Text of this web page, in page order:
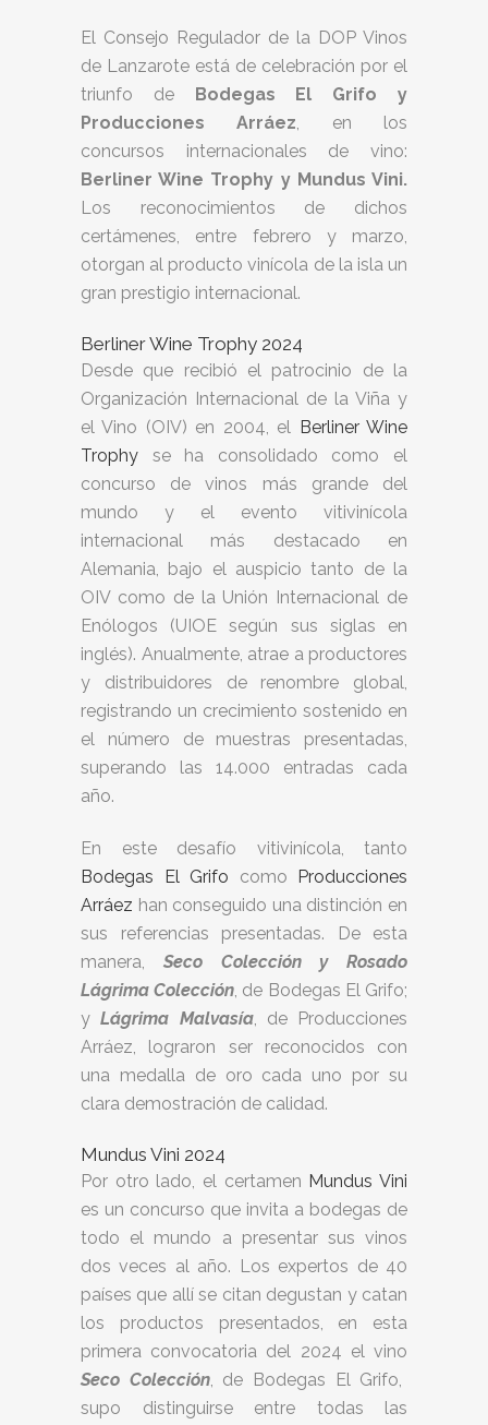
El Consejo Regulador de la DOP Vinos
de Lanzarote está de celebración por el
triunfo de Bodegas El Grifo y
Producciones Arráez, en los
concursos internacionales de vino:
Berliner Wine Trophy y Mundus Vini.
Los reconocimientos de dichos
certámenes, entre febrero y marzo,
otorgan al producto vinícola de la isla un
gran prestigio internacional.
Berliner Wine Trophy 2024
Desde que recibió el patrocinio de la
Organización Internacional de la Viña y
el Vino (OIV) en 2004, el Berliner Wine
Trophy se ha consolidado como el
concurso de vinos más grande del
mundo y el evento vitivinícola
internacional más destacado en
Alemania, bajo el auspicio tanto de la
OIV como de la Unión Internacional de
Enólogos (UIOE según sus siglas en
inglés). Anualmente, atrae a productores
y distribuidores de renombre global,
registrando un crecimiento sostenido en
el número de muestras presentadas,
superando las 14.000 entradas cada
año.
En este desafío vitivinícola, tanto
Bodegas El Grifo como Producciones
Arráez han conseguido una distinción en
sus referencias presentadas. De esta
manera, Seco Colección y Rosado
Lágrima Colección, de Bodegas El Grifo;
yLágrima Malvasía, de Producciones
Arráez, lograron ser reconocidos con
una medalla de oro cada uno por su
clara demostración de calidad.
Mundus Vini 2024
Por otro lado, el certamen Mundus Vini
es un concurso que invita a bodegas de
todo el mundo a presentar sus vinos
dos veces al año. Los expertos de 40
países que allí se citan degustan y catan
los productos presentados, en esta
primera convocatoria del 2024 el vino
Seco Colección, de Bodegas El Grifo,
supo distinguirse entre todas las